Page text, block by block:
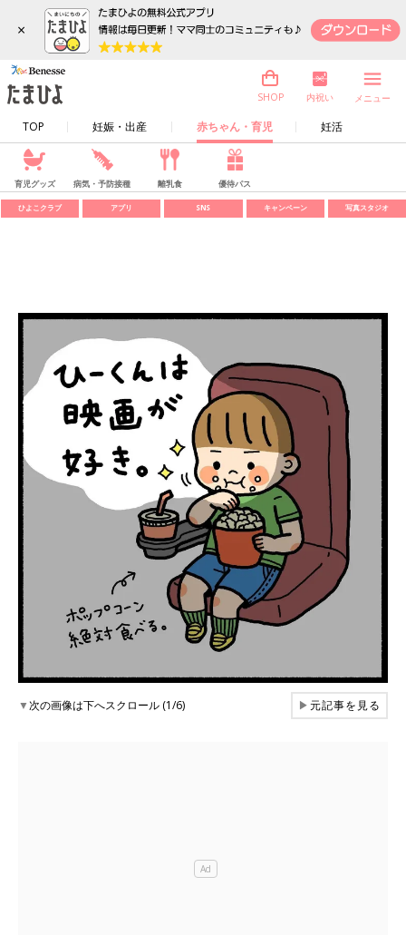
×
TOP 妊娠・出産 赤ちゃん・育児 妊活
SHOP 内祝い メニュー
育児グッズ 病気・予防接種 離乳食 優待パス
ひよこクラブ アプリ SNS キャンペーン 写真スタジオ
▼次の画像は下へスクロール (1/6) ▶元記事を見る